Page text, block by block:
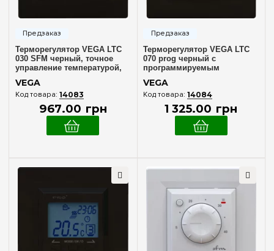
Терморегулятор VEGA LTC
030 SFM черный, точное
управление температурой,
использовании
VEGA
14083
967.00 грн
Терморегулятор VEGA LTC
070 prog черный с
программируемым
LTC 070 prog черный
VEGA
14084
1 325.00 грн